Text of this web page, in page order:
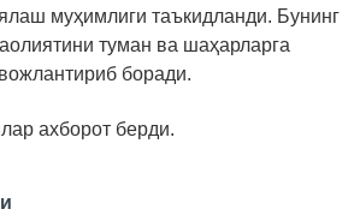
муҳимлиги таъкидланди. Бунинг
туман ва шаҳарларга
боради.
ахборот берди.